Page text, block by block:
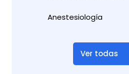
Anestesiología
Ver todas